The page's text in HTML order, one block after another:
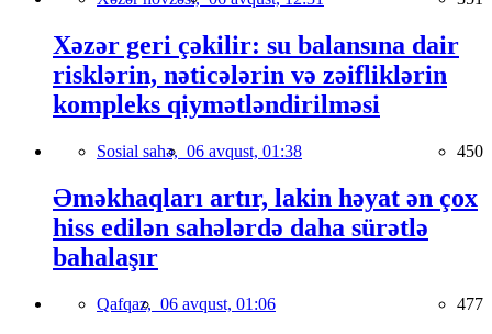
Xəzər geri çəkilir: su balansına dair
risklərin, nəticələrin və zəifliklərin
kompleks qiymətləndirilməsi
Sosial sahə, 06 avqust, 01:38 450
Əməkhaqları artır, lakin həyat ən çox
hiss edilən sahələrdə daha sürətlə
bahalaşır
Qafqaz, 06 avqust, 01:06 477